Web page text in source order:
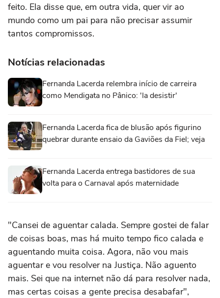
feito. Ela disse que, em outra vida, quer vir ao
mundo como um pai para não precisar assumir
tantos compromissos.
Notícias relacionadas
Fernanda Lacerda relembra início de carreira
como Mendigata no Pânico: 'Ia desistir'
Fernanda Lacerda fica de blusão após figurino
quebrar durante ensaio da Gaviões da Fiel; veja
Fernanda Lacerda entrega bastidores de sua
volta para o Carnaval após maternidade
"Cansei de aguentar calada. Sempre gostei de falar
de coisas boas, mas há muito tempo fico calada e
aguentando muita coisa. Agora, não vou mais
aguentar e vou resolver na Justiça. Não aguento
mais. Sei que na internet não dá para resolver nada,
mas certas coisas a gente precisa desabafar",